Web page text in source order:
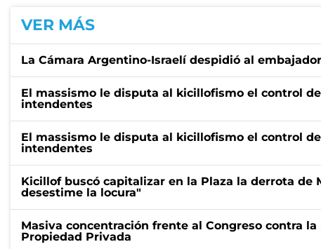
VER MÁS
La Cámara Argentino-Israelí despidió al
El massismo le disputa al kicillofismo el control
intendentes
El massismo le disputa al kicillofismo el control
intendentes
Kicillof buscó capitalizar en la Plaza la derrota de
desestime la locura"
Masiva concentración frente al Congreso contra
Propiedad Privada